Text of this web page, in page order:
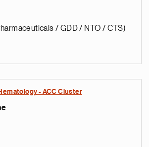
/ GDD / NTO / CTS)
- ACC Cluster